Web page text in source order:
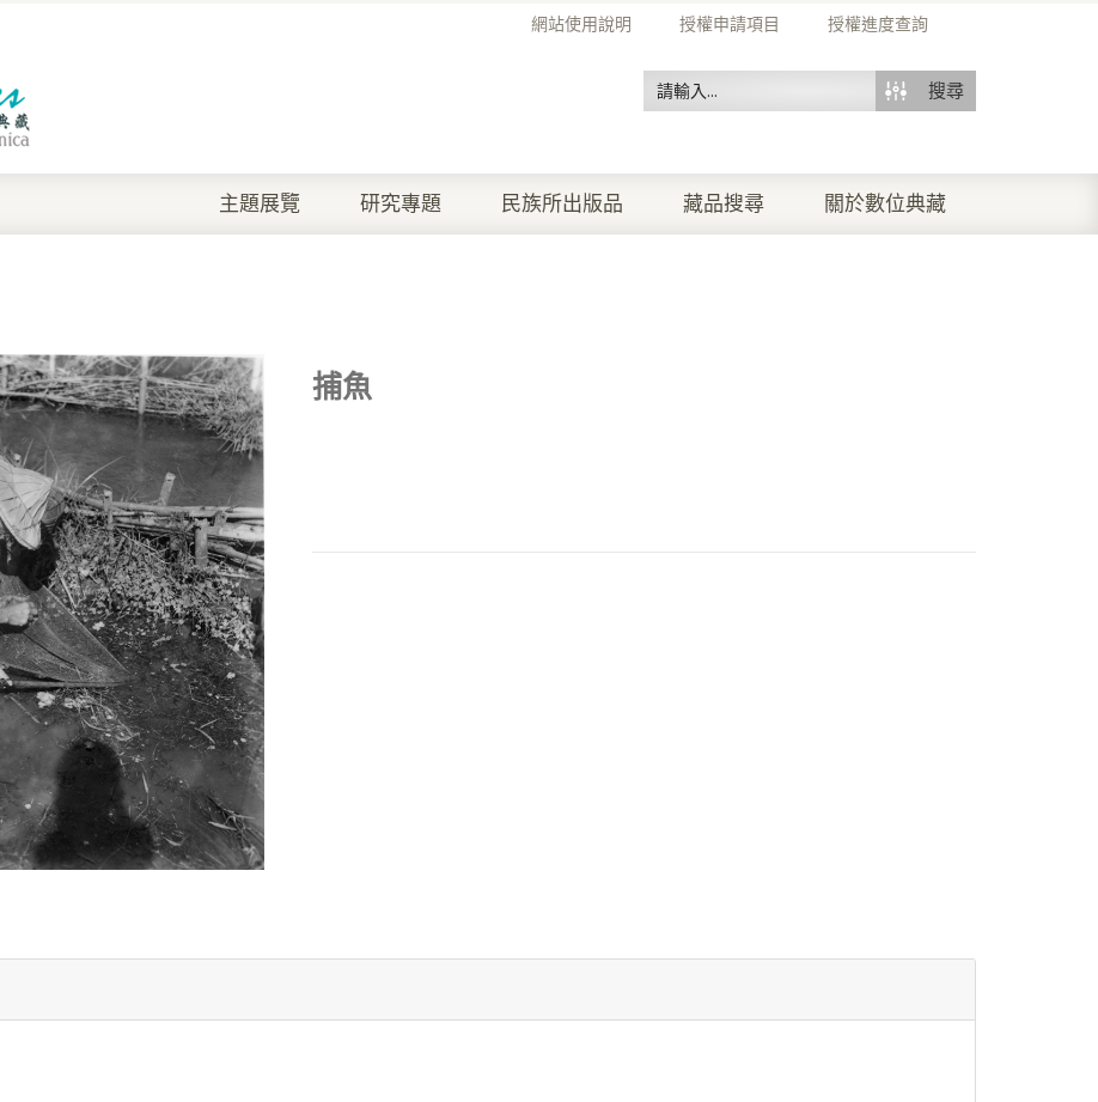
網站使用說明 授權申請項目 授權進度查詢
搜尋
主題展覽 研究專題 民族所出版品 藏品搜尋 關於數位典藏
捕魚